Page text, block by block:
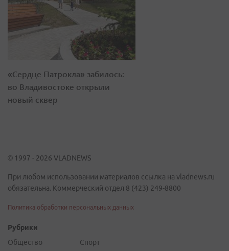
«Сердце Патрокла» забилось:
во Владивостоке открыли
новый сквер
© 1997 - 2026 VLADNEWS
При любом использовании материалов ссылка на vladnews.ru
обязательна. Коммерческий отдел 8 (423) 249-8800
Политика обработки персональных данных
Рубрики
Общество
Спорт